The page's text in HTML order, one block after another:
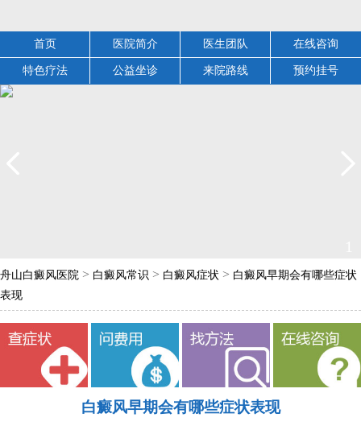
首页 医院简介 医生团队 在线咨询
特色疗法 公益坐诊 来院路线 预约挂号
舟山白癜风医院 > 白癜风常识 > 白癜风症状 > 白癜风早期会有哪些症状
表现
白癜风早期会有哪些症状表现